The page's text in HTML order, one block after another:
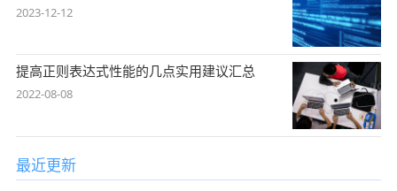
2023-12-12
提高正则表达式性能的几点实用建议汇总
2022-08-08
最近更新